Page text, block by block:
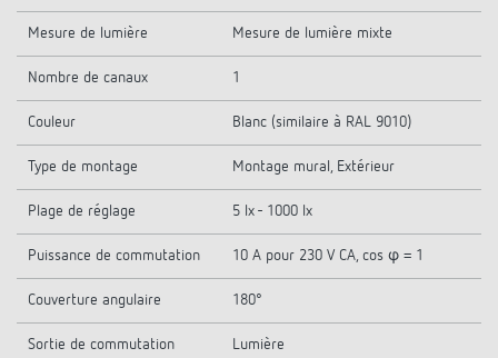
Mesure de lumière Mesure de lumière mixte
Nombre de canaux 1
Couleur Blanc (similaire à RAL 9010)
Type de montage Montage mural, Extérieur
Plage de réglage 5 lx - 1000 lx
Puissance de commutation 10 A pour 230 V CA, cos φ = 1
Couverture angulaire 180°
Sortie de commutation Lumière